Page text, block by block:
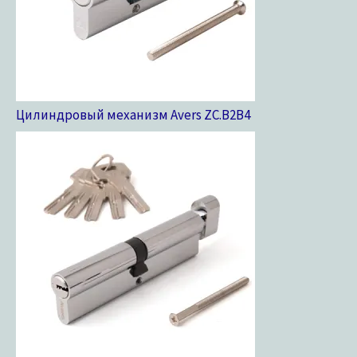
Цилиндровый механизм Avers ZC.B2B4